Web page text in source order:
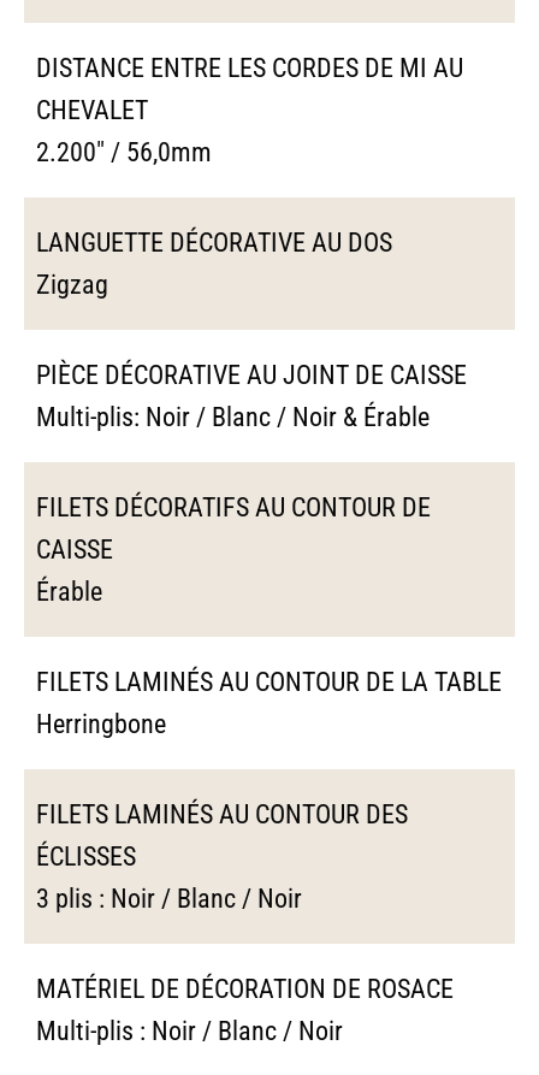
DISTANCE ENTRE LES CORDES DE MI AU
CHEVALET
2.200" / 56,0mm
LANGUETTE DÉCORATIVE AU DOS
Zigzag
PIÈCE DÉCORATIVE AU JOINT DE CAISSE
Multi-plis: Noir / Blanc / Noir & Érable
FILETS DÉCORATIFS AU CONTOUR DE
CAISSE
Érable
FILETS LAMINÉS AU CONTOUR DE LA TABLE
Herringbone
FILETS LAMINÉS AU CONTOUR DES
ÉCLISSES
3 plis : Noir / Blanc / Noir
MATÉRIEL DE DÉCORATION DE ROSACE
Multi-plis : Noir / Blanc / Noir